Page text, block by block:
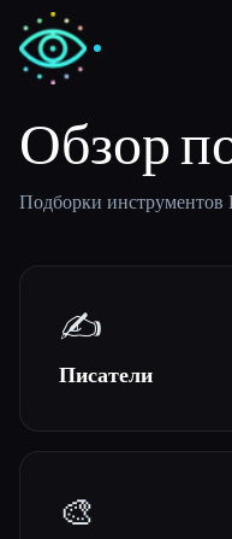
✍️ Писатели
🎓
Сравнить инструменты
Обзор
Подборки
✍️
Писатели
🎨